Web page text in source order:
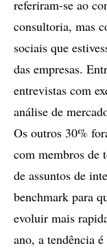
referiram-se ao
consultoria, mas
sociais que
das empresas.
entrevistas com
análise de
Os outros 30%
com membros de
de assuntos de
benchmark para
evoluir mais
ano, a tendência